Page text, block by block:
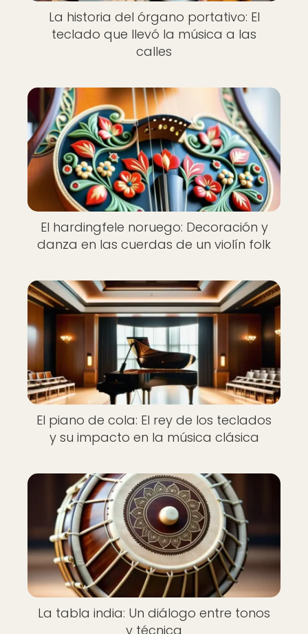
La historia del órgano portativo: El
teclado que llevó la música a las
calles
El hardingfele noruego: Decoración y
danza en las cuerdas de un violín folk
El piano de cola: El rey de los teclados
y su impacto en la música clásica
La tabla india: Un diálogo entre tonos
y técnica